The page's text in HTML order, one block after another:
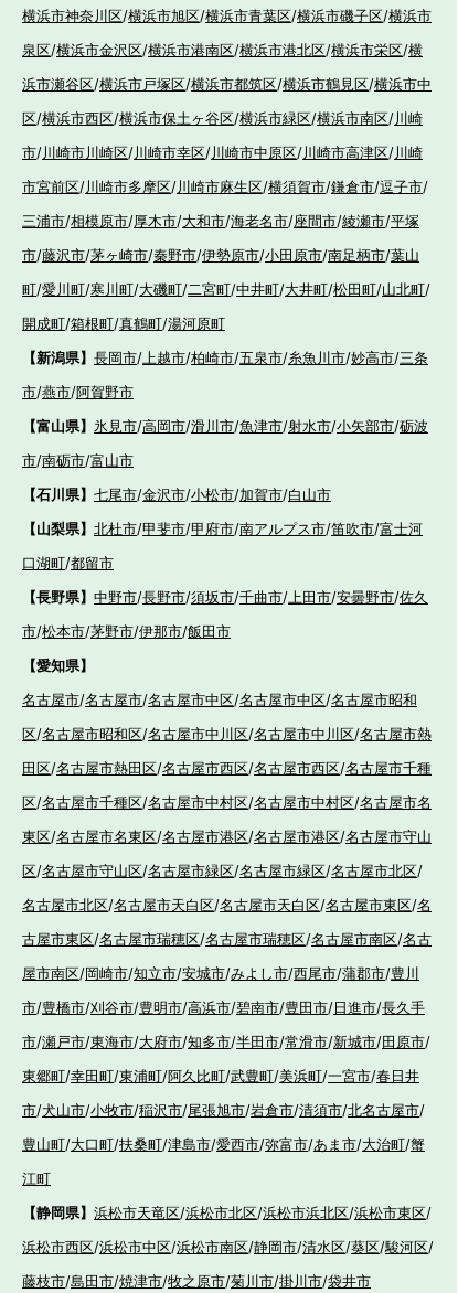
横浜市神奈川区/横浜市旭区/横浜市青葉区/横浜市磯子区/横浜市
泉区/横浜市金沢区/横浜市港南区/横浜市港北区/横浜市栄区/横
浜市瀬谷区/横浜市戸塚区/横浜市都筑区/横浜市鶴見区/横浜市中
区/横浜市西区/横浜市保土ヶ谷区/横浜市緑区/横浜市南区/川崎
市/川崎市川崎区/川崎市幸区/川崎市中原区/川崎市高津区/川崎
市宮前区/川崎市多摩区/川崎市麻生区/横須賀市/鎌倉市/逗子市/
三浦市/相模原市/厚木市/大和市/海老名市/座間市/綾瀬市/平塚
市/藤沢市/茅ヶ崎市/秦野市/伊勢原市/小田原市/南足柄市/葉山
町/愛川町/寒川町/大磯町/二宮町/中井町/大井町/松田町/山北町/
開成町/箱根町/真鶴町/湯河原町
【新潟県】 長岡市/ 上越市/柏崎市/五泉市/糸魚川市/妙高市/三条
市/燕市/阿賀野市
【富山県】 氷見市/高岡市/滑川市/魚津市/射水市/小矢部市/砺波
市/南砺市/富山市
【石川県】 七尾市/金沢市/小松市/加賀市/白山市
【山梨県】 北杜市/甲斐市/甲府市/南アルプス市/笛吹市/富士河
口湖町/都留市
【長野県】 中野市/長野市/須坂市/千曲市/ 上田市/安曇野市/佐久
市/松本市/茅野市/伊那市/飯田市
【愛知県】
名古屋市/名古屋市/名古屋市中区/名古屋市中区/名古屋市昭和
区/名古屋市昭和区/名古屋市中川区/名古屋市中川区/名古屋市熱
田区/名古屋市熱田区/名古屋市西区/名古屋市西区/名古屋市千種
区/名古屋市千種区/名古屋市中村区/名古屋市中村区/名古屋市名
東区/名古屋市名東区/名古屋市港区/名古屋市港区/名古屋市守山
区/名古屋市守山区/名古屋市緑区/名古屋市緑区/名古屋市北区/
名古屋市北区/名古屋市天白区/名古屋市天白区/名古屋市東区/名
古屋市東区/名古屋市瑞穂区/名古屋市瑞穂区/名古屋市南区/名古
屋市南区/岡崎市/知立市/安城市/みよし市/西尾市/蒲郡市/豊川
市/豊橋市/刈谷市/豊明市/高浜市/碧南市/豊田市/日進市/長久手
市/瀬戸市/東海市/大府市/知多市/半田市/常滑市/新城市/田原市/
東郷町/幸田町/東浦町/阿久比町/武豊町/美浜町/一宮市/春日井
市/犬山市/小牧市/稲沢市/尾張旭市/岩倉市/清須市/北名古屋市/
豊山町/大口町/扶桑町/津島市/愛西市/弥富市/あま市/大治町/蟹
江町
【静岡県】 浜松市天竜区/浜松市北区/浜松市浜北区/浜松市東区/
浜松市西区/浜松市中区/浜松市南区/静岡市/清水区/葵区/駿河区/
藤枝市/島田市/焼津市/牧之原市/菊川市/掛川市/袋井市